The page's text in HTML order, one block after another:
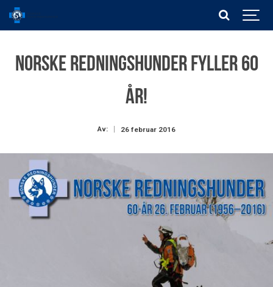
Norske Redningshunder fyller 60
år!
Av: 26 februar 2016